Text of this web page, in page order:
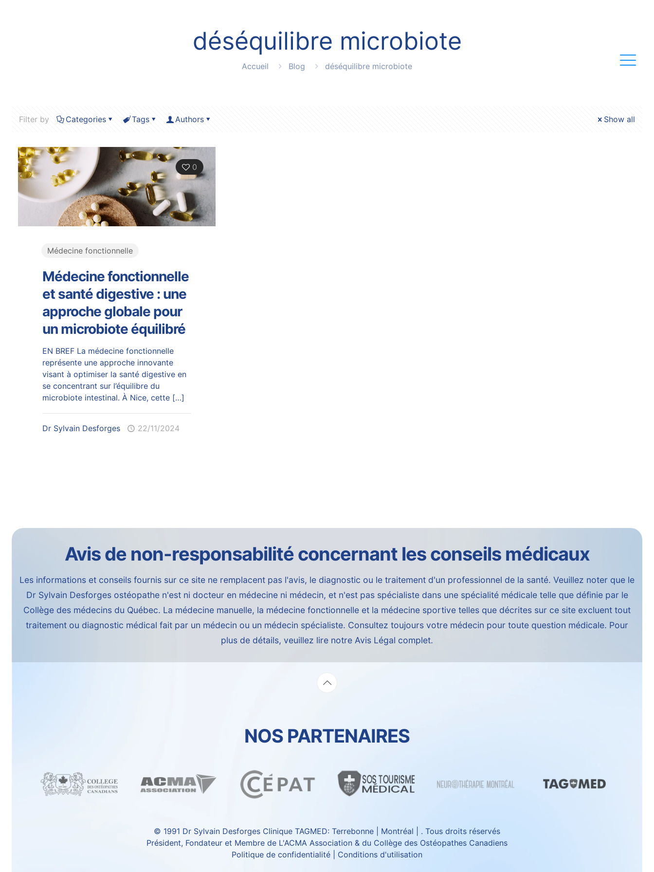
déséquilibre microbiote
Accueil Blog déséquilibre microbiote
Filter by Categories Tags Authors Show all
0
Médecine fonctionnelle
Médecine fonctionnelle
et santé digestive : une
approche globale pour
un microbiote équilibré
EN BREF La médecine fonctionnelle
représente une approche innovante
visant à optimiser la santé digestive en
se concentrant sur l’équilibre du
microbiote intestinal. À Nice, cette[…]
Dr Sylvain Desforges 22/11/2024
Avis de non-responsabilité concernant les conseils médicaux
Les informations et conseils fournis sur ce site ne remplacent pas l'avis, le diagnostic ou le traitement d'un professionnel de la santé. Veuillez noter que le
Dr Sylvain Desforges ostéopathe n'est ni docteur en médecine ni médecin, et n'est pas spécialiste dans une spécialité médicale telle que définie par le
Collège des médecins du Québec. La médecine manuelle, la médecine fonctionnelle et la médecine sportive telles que décrites sur ce site excluent tout
traitement ou diagnostic médical fait par un médecin ou un médecin spécialiste. Consultez toujours votre médecin pour toute question médicale. Pour
plus de détails, veuillez lire notre Avis Légal complet.
NOS PARTENAIRES
© 1991 Dr Sylvain Desforges Clinique TAGMED: Terrebonne | Montréal | . Tous droits réservés
Président, Fondateur et Membre de L'ACMA Association & du Collège des Ostéopathes Canadiens
Politique de confidentialité
Conditions d'utilisation